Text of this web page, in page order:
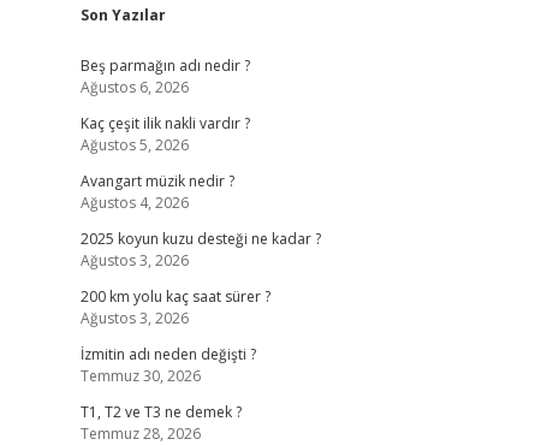
Sidebar
Son Yazılar
Beş parmağın adı nedir ?
Ağustos 6, 2026
Kaç çeşit ilik nakli vardır ?
Ağustos 5, 2026
Avangart müzik nedir ?
Ağustos 4, 2026
2025 koyun kuzu desteği ne kadar ?
Ağustos 3, 2026
200 km yolu kaç saat sürer ?
Ağustos 3, 2026
İzmitin adı neden değişti ?
Temmuz 30, 2026
T1, T2 ve T3 ne demek ?
Temmuz 28, 2026